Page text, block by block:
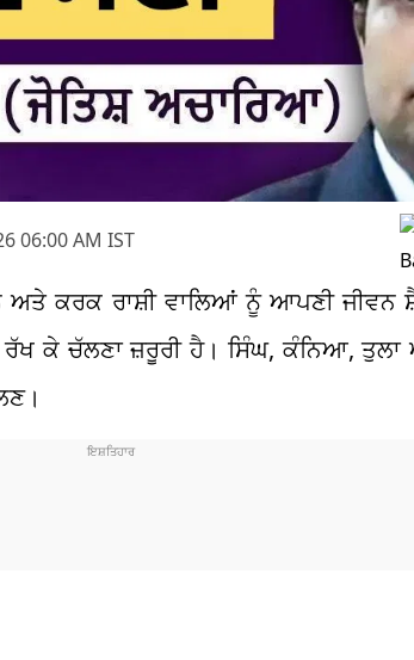
06:00 AM IST
ਕਰਕ ਰਾਸ਼ੀ ਵਾਲਿਆਂ ਨੂੰ ਆਪਣੀ ਜੀਵਨ
ਕੇ ਚੱਲਣਾ ਜ਼ਰੂਰੀ ਹੈ। ਸਿੰਘ, ਕੰਨਿਆ, ਤੁਲਾ